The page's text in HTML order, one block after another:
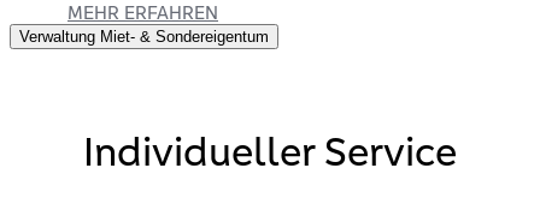
MEHR ERFAHREN
Verwaltung Miet- & Sondereigentum
Individueller Service